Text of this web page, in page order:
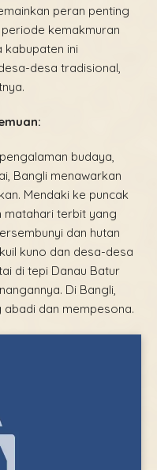
peran penting
kemakmuran
kabupaten ini
desa tradisional,
budaya,
Bangli menawarkan
Mendaki ke puncak
matahari terbit yang
dan hutan
kuno dan desa-desa
di tepi Danau Batur
Di Bangli,
abadi dan mempesona.